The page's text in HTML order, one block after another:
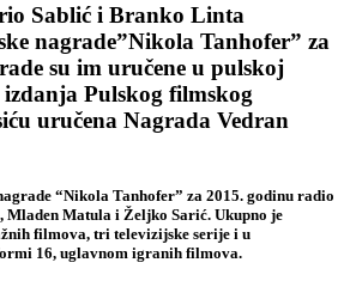
Sablić i Branko Linta
nagrade”Nikola Tanhofer” za
su im uručene u pulskoj
Pulskog filmskog
uručena Nagrada Vedran
“Nikola Tanhofer” za 2015. godinu radio
Mladen Matula i Željko Sarić. Ukupno je
filmova, tri televizijske serije i u
16, uglavnom igranih filmova.